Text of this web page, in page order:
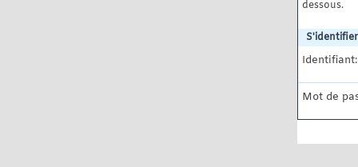
dessous.
S'identifier
Identifiant:
Mot de